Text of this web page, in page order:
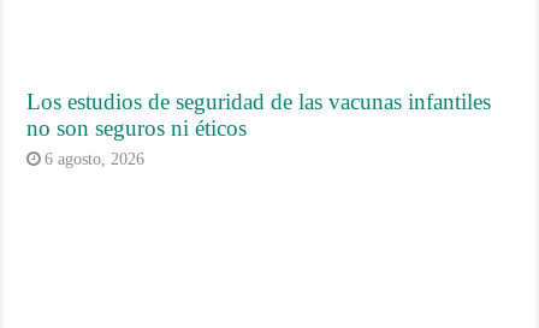
Los estudios de seguridad de las vacunas infantiles
no son seguros ni éticos
6 agosto, 2026